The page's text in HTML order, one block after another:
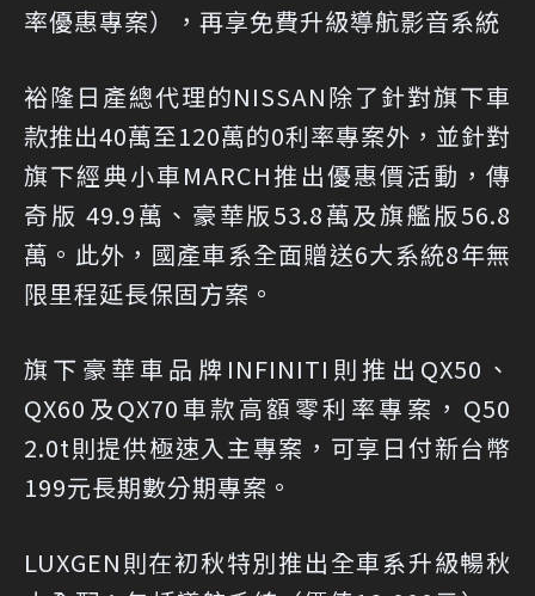
率優惠專案），再享免費升級導航影音系統
裕隆日產總代理的NISSAN除了針對旗下車
款推出40萬至120萬的0利率專案外，並針對
旗下經典小車MARCH推出優惠價活動，傳
奇版 49.9萬、豪華版53.8萬及旗艦版56.8
萬。此外，國產車系全面贈送6大系統8年無
限里程延長保固方案。
旗下豪華車品牌INFINITI則推出QX50、
QX60及QX70車款高額零利率專案，Q50
2.0t則提供極速入主專案，可享日付新台幣
199元長期數分期專案。
LUXGEN則在初秋特別推出全車系升級暢秋